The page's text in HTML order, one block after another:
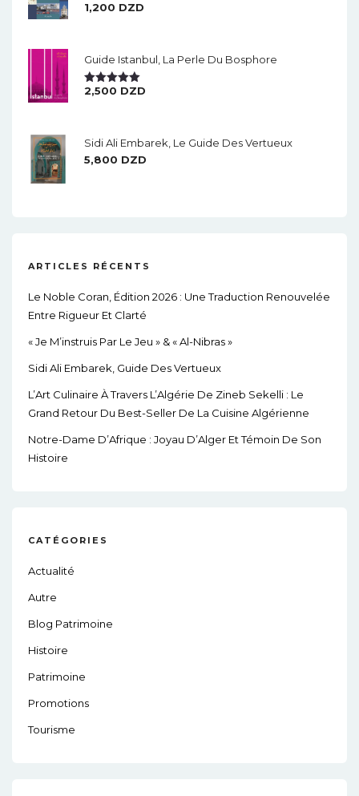
Note5.00
1,200 DZD
Guide Istanbul, La Perle Du Bosphore
Note5.00
2,500 DZD
Sidi Ali Embarek, Le Guide Des Vertueux
5,800 DZD
ARTICLES RÉCENTS
Le Noble Coran, Édition 2026 : Une Traduction Renouvelée
Entre Rigueur Et Clarté
« Je M’instruis Par Le Jeu » & « Al-Nibras »
Sidi Ali Embarek, Guide Des Vertueux
L’Art Culinaire À Travers L’Algérie De Zineb Sekelli : Le
Grand Retour Du Best-Seller De La Cuisine Algérienne
Notre-Dame D’Afrique : Joyau D’Alger Et Témoin De Son
Histoire
CATÉGORIES
Actualité
Autre
Blog Patrimoine
Histoire
Patrimoine
Promotions
Tourisme